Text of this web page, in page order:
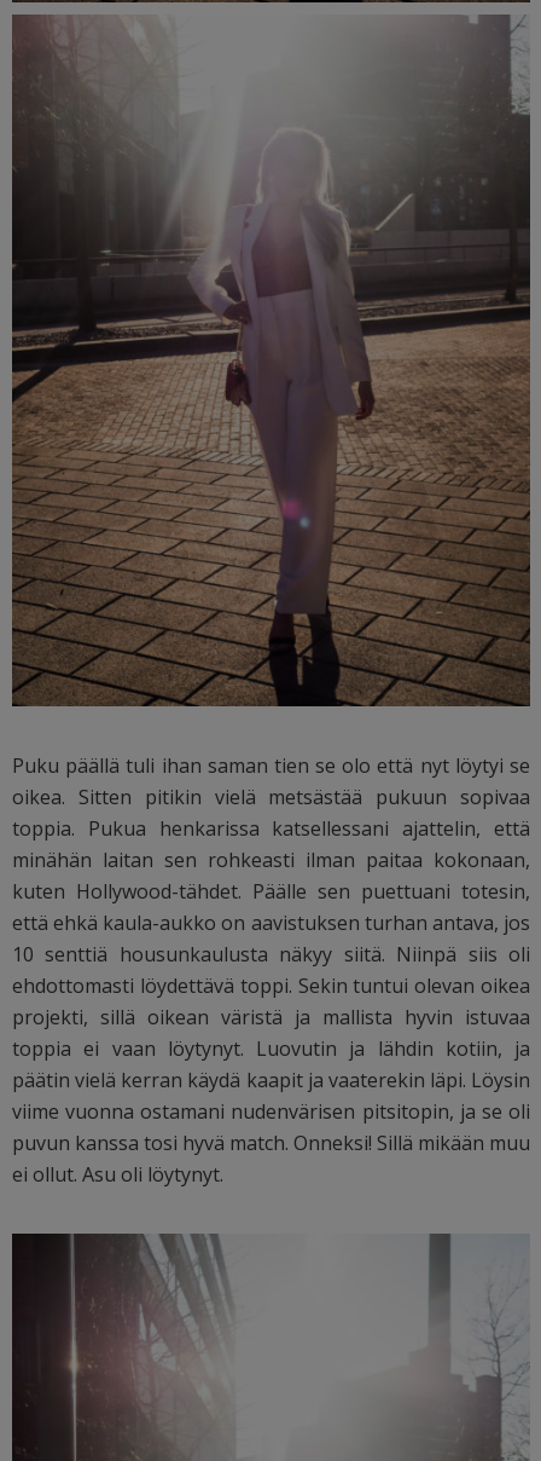
Puku päällä tuli ihan saman tien se olo että nyt löytyi se
oikea. Sitten pitikin vielä metsästää pukuun sopivaa
toppia. Pukua henkarissa katsellessani ajattelin, että
minähän laitan sen rohkeasti ilman paitaa kokonaan,
kuten Hollywood-tähdet. Päälle sen puettuani totesin,
että ehkä kaula-aukko on aavistuksen turhan antava, jos
10 senttiä housunkaulusta näkyy siitä. Niinpä siis oli
ehdottomasti löydettävä toppi. Sekin tuntui olevan oikea
projekti, sillä oikean väristä ja mallista hyvin istuvaa
toppia ei vaan löytynyt. Luovutin ja lähdin kotiin, ja
päätin vielä kerran käydä kaapit ja vaaterekin läpi. Löysin
viime vuonna ostamani nudenvärisen pitsitopin, ja se oli
puvun kanssa tosi hyvä match. Onneksi! Sillä mikään muu
ei ollut. Asu oli löytynyt.